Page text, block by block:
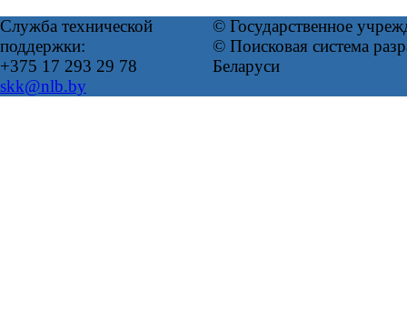
Служба технической
поддержки:
+375 17 293 29 78
skk@nlb.by
© Государственное
© Поисковая система
Беларуси